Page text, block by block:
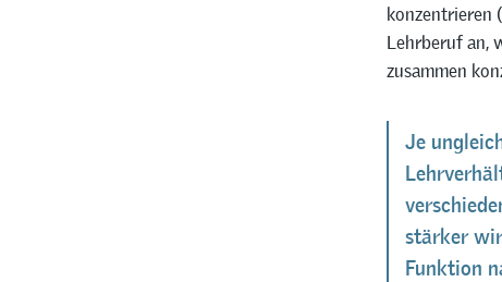
konzentrieren
Lehrberuf an,
zusammen
Je
stärker
Funktion